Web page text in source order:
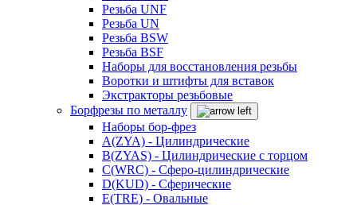
Резьба UNF
Резьба UN
Резьба BSW
Резьба BSF
Наборы для восстановления резьбы
Воротки и штифты для вставок
Экстракторы резьбовые
Борфрезы по металлу
Наборы бор-фрез
A(ZYA) - Цилиндрические
B(ZYAS) - Цилиндрические с торцом
C(WRC) - Сферо-цилиндрические
D(KUD) - Сферические
E(TRE) - Овальные